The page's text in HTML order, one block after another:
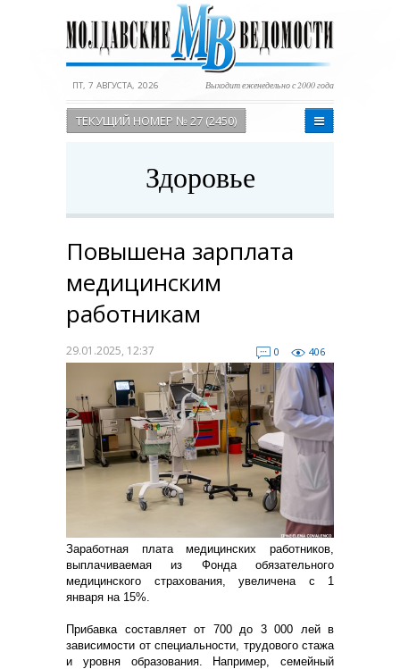
ПТ, 7 АВГУСТА, 2026 Выходит еженедельно с 2000 года
ТЕКУЩИЙ НОМЕР № 27 (2450)
Здоровье
Повышена зарплата
медицинским
работникам
29.01.2025, 12:37 0 406
Заработная плата медицинских работников,
выплачиваемая из Фонда обязательного
медицинского страхования, увеличена с 1
января на 15%.
Прибавка составляет от 700 до 3 000 лей в
зависимости от специальности, трудового стажа
и уровня образования. Например, семейный